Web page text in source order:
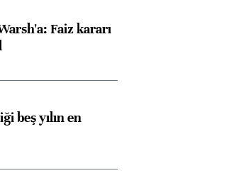
Faiz kararı
beş yılın en